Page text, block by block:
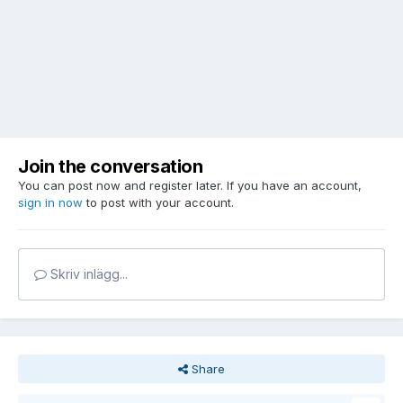
Join the conversation
You can post now and register later. If you have an account,
sign in now to post with your account.
Skriv inlägg...
Share